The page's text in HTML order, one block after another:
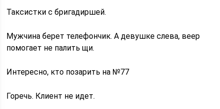
Таксистки с бригадиршей.
Мужчина берет телефончик. А девушке слева, веер
помогает не палить щи.
Интересно, кто позарить на №77
Горечь. Клиент не идет.